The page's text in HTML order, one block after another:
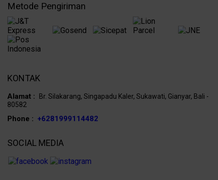
Metode Pengiriman
KONTAK
Alamat :
Br. Silakarang, Singapadu Kaler, Sukawati, Gianyar, Bali -
80582
Phone : +6281999114482
SOCIAL MEDIA